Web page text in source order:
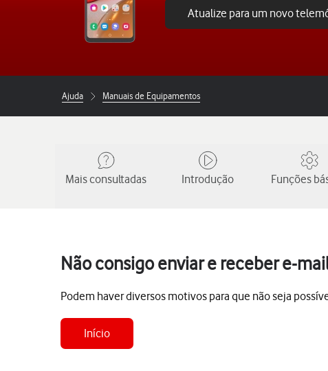
Atualize para um novo
Ajuda Manuais de Equipamentos
Mais consultadas Introdução Funções
Não consigo enviar e receber e-
Podem haver diversos motivos para que não seja
Início